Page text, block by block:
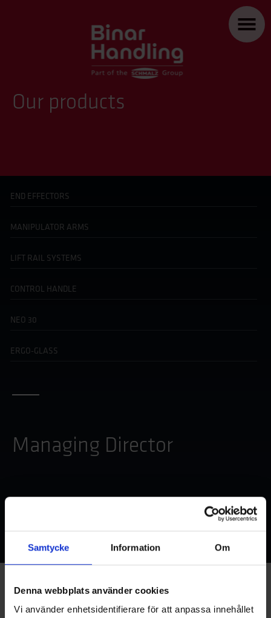
Samtycke Information Om
Denna webbplats använder cookies
Vi använder enhetsidentifierare för att anpassa innehållet
Our products
END EFFECTORS
MANIPULATOR ARMS
LIFT RAIL SYSTEMS
CONTROL HANDLE
NEO 30
ERGO-GLASS
Managing Director